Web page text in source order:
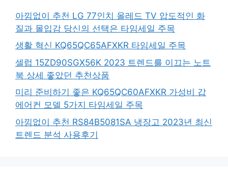
아낌없이 추천 LG 77인치 올레드 TV 압도적인 화
질과 몰입감 당신의 선택은 타임세일 주목
생활 혁신 KQ65QC65AFXKR 타임세일 주목
셀럽 15ZD90SGX56K 2023 트렌드를 이끄는 노트
북 상세 좋았던 추천상품
미리 준비하기 좋은 KQ65QC60AFXKR 가성비 갑
에어컨 모델 5가지 타임세일 주목
아낌없이 추천 RS84B5081SA 냉장고 2023년 최신
트렌드 분석 사용후기